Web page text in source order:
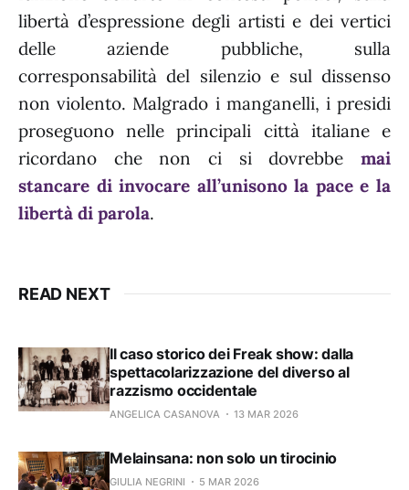
libertà d’espressione degli artisti e dei vertici
delle aziende pubbliche, sulla
corresponsabilità del silenzio e sul dissenso
non violento. Malgrado i manganelli, i presidi
proseguono nelle principali città italiane e
ricordano che non ci si dovrebbe mai
stancare di invocare all’unisono la pace e la
libertà di parola.
READ NEXT
Il caso storico dei Freak show: dalla
spettacolarizzazione del diverso al
razzismo occidentale
ANGELICA CASANOVA 13 MAR 2026
Melainsana: non solo un tirocinio
GIULIA NEGRINI 5 MAR 2026